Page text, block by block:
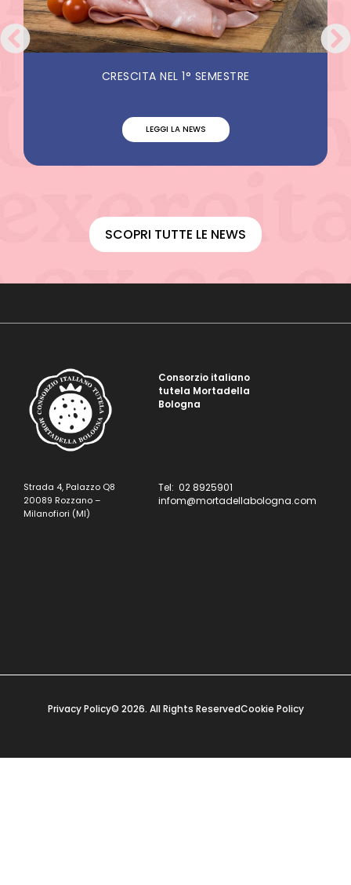
CRESCITA NEL 1° SEMESTRE
LEGGI LA NEWS
SCOPRI TUTTE LE NEWS
Consorzio italiano
tutela Mortadella
Bologna
Strada 4, Palazzo Q8
20089 Rozzano –
Milanofiori (MI)
Tel: 02 8925901
infom@mortadellabologna.com
Privacy Policy© 2026. All Rights ReservedCookie Policy